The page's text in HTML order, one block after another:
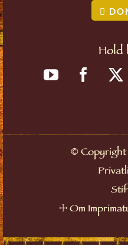
Hold
©Copyright
☩ Om